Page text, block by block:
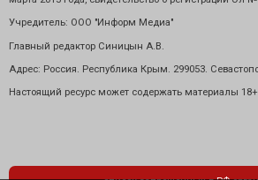
Учредитель: ООО "Информ Медиа"
Главный редактор Синицын А.В.
Адрес: Россия. Республика Крым. 299053.
Настоящий ресурс может содержать материалы 18+